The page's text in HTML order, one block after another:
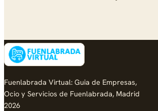
Fuenlabrada Virtual: Guia de Empresas,
Ocio y Servicios de Fuenlabrada, Madrid
2026